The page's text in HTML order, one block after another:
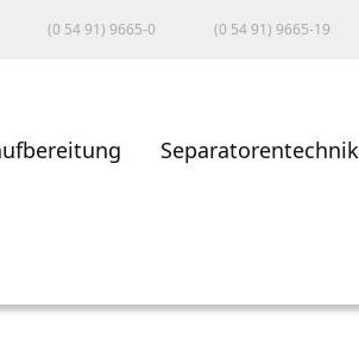
(0 54 91) 9665-0 (0 54 91) 9665-19
Separatorentechnik